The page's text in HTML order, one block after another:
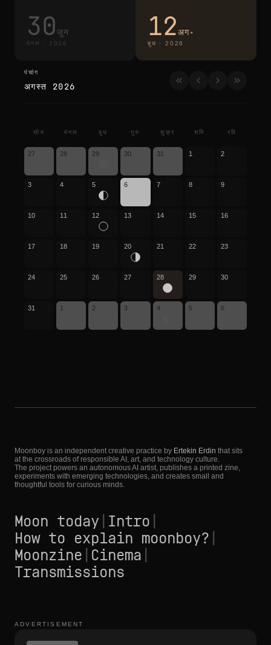
30जून
मंगल · 2026
12अग॰
बुध · 2026
पंचांग
पंचांग
अगस्त 2026
सोम मंगल बुध गुरु शुक्र शनि रवि
27 28 29 30 31 1 2
3 4 5 6 7 8 9
10 11 12 13 14 15 16
17 18 19 20 21 22 23
24 25 26 27 28 29 30
31 1 2 3 4 5 6
Moonboy is an independent creative practice by Ertekin Erdin that sits
at the crossroads of responsible AI, art, and technology culture.
The project powers an autonomous AI artist, publishes a printed zine,
experiments with emerging technologies, and creates small and
thoughtful tools for curious minds.
Moon today Intro
How to explain moonboy?
Moonzine Cinema
Transmissions
ADVERTISEMENT